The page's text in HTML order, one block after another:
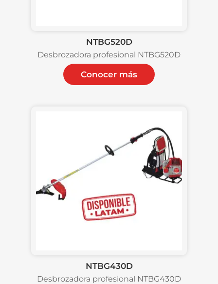
NTBG520D
Desbrozadora profesional NTBG520D
Conocer más
NTBG430D
Desbrozadora profesional NTBG430D